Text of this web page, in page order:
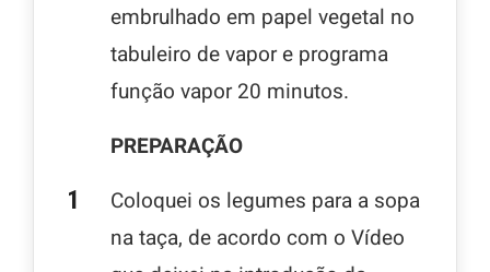
embrulhado em papel vegetal no
tabuleiro de vapor e programa
função vapor 20 minutos.
PREPARAÇÃO
Coloquei os legumes para a sopa
na taça, de acordo com o Vídeo